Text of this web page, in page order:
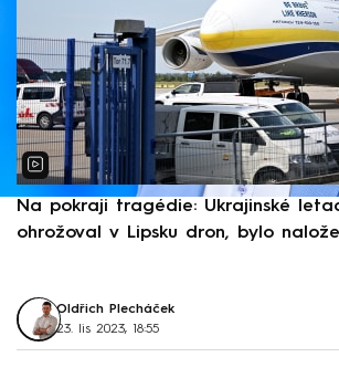
Na pokraji tragédie: Ukrajinské
ohrožoval v Lipsku dron, bylo
Oldřich Plecháček
23. lis 2023, 18:55